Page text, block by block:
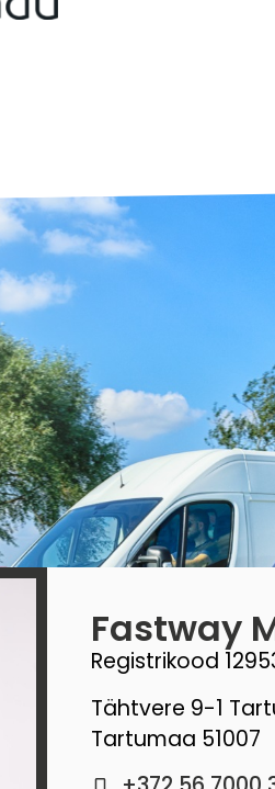
Fastway
Registrikood
Tähtvere 9-1
Tartumaa 51007